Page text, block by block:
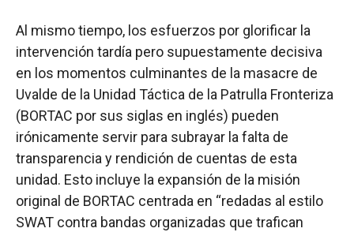
Al mismo tiempo, los esfuerzos por glorificar la
intervención tardía pero supuestamente decisiva
en los momentos culminantes de la masacre de
Uvalde de la Unidad Táctica de la Patrulla Fronteriza
(BORTAC por sus siglas en inglés) pueden
irónicamente servir para subrayar la falta de
transparencia y rendición de cuentas de esta
unidad. Esto incluye la expansión de la misión
original de BORTAC centrada en “redadas al estilo
SWAT contra bandas organizadas que trafican